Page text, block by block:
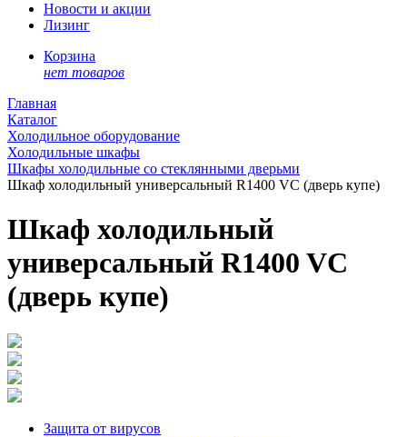
Новости и акции
Лизинг
Корзина
нет товаров
Главная
Каталог
Холодильное оборудование
Холодильные шкафы
Шкафы холодильные со стеклянными дверьми
Шкаф холодильный универсальный R1400 VC (дверь купе)
Шкаф холодильный
универсальный R1400 VC
(дверь купе)
Защита от вирусов